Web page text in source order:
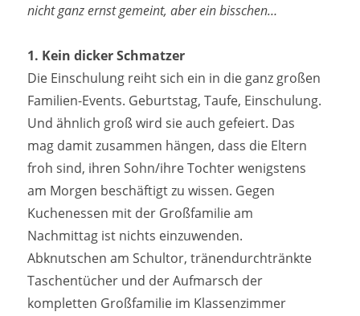
nicht ganz ernst gemeint, aber ein bisschen…
1. Kein dicker Schmatzer
Die Einschulung reiht sich ein in die ganz großen
Familien-Events. Geburtstag, Taufe, Einschulung.
Und ähnlich groß wird sie auch gefeiert. Das
mag damit zusammen hängen, dass die Eltern
froh sind, ihren Sohn/ihre Tochter wenigstens
am Morgen beschäftigt zu wissen. Gegen
Kuchenessen mit der Großfamilie am
Nachmittag ist nichts einzuwenden.
Abknutschen am Schultor, tränendurchtränkte
Taschentücher und der Aufmarsch der
kompletten Großfamilie im Klassenzimmer